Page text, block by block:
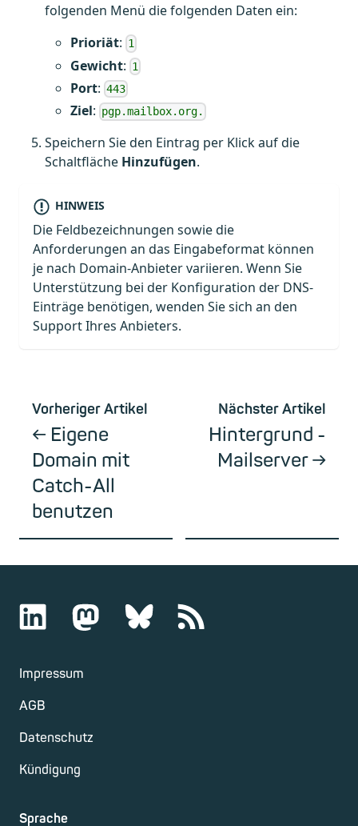
folgenden Menü die folgenden Daten ein:
Prioriät: 1
Gewicht: 1
Port: 443
Ziel: pgp.mailbox.org.
Speichern Sie den Eintrag per Klick auf die
Schaltfläche Hinzufügen.
HINWEIS
Die Feldbezeichnungen sowie die
Anforderungen an das Eingabeformat können
je nach Domain-Anbieter variieren. Wenn Sie
Unterstützung bei der Konfiguration der DNS-
Einträge benötigen, wenden Sie sich an den
Support Ihres Anbieters.
Vorheriger Artikel
Eigene
Domain mit
Catch-All
benutzen
Nächster Artikel
Hintergrund -
Mailserver
Impressum
AGB
Datenschutz
Kündigung
Sprache